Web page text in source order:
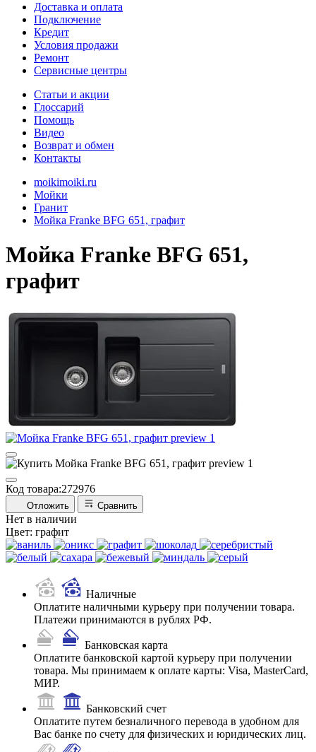
Доставка и оплата
Подключение
Кредит
Условия продажи
Ремонт
Сервисные центры
Статьи и акции
Глоссарий
Помощь
Видео
Возврат и обмен
Контакты
moikimoiki.ru
Мойки
Гранит
Мойка Franke BFG 651, графит
Мойка Franke BFG 651,
графит
Код товара:272976
Отложить Сравнить
Нет в наличии
Цвет: графит
Наличные
Оплатите наличными курьеру при получении товара.
Платежи принимаются в рублях РФ.
Банковская карта
Оплатите банковской картой курьеру при получении
товара. Мы принимаем к оплате карты: Visa, MasterCard,
МИР.
Банковский счет
Оплатите путем безналичного перевода в удобном для
Вас банке по счету для физических и юридических лиц.